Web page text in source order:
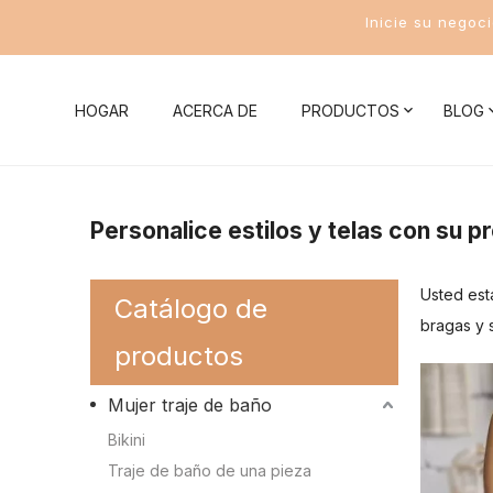
Inicie su
HOGAR ACERCA DE PRODUCTOS
Mujer traje de baño
Traje de baño de una pieza
Traje de baño de dos piezas
Traje de baño deportivo para mujer
Trajes de baño para hombres
BLOG
Noticias de la compañía
Personalice estilos y telas con su
Catálogo de
productos
Mujer traje de baño
Bikini
Traje de baño de una pieza
Usted
bragas y